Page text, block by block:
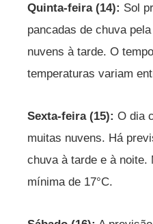
Quinta-feira (14): Sol
pancadas de chuva
nuvens à tarde. O
temperaturas variam
Sexta-feira (15): O dia
muitas nuvens. Há
chuva à tarde e à noite.
mínima de 17°C.